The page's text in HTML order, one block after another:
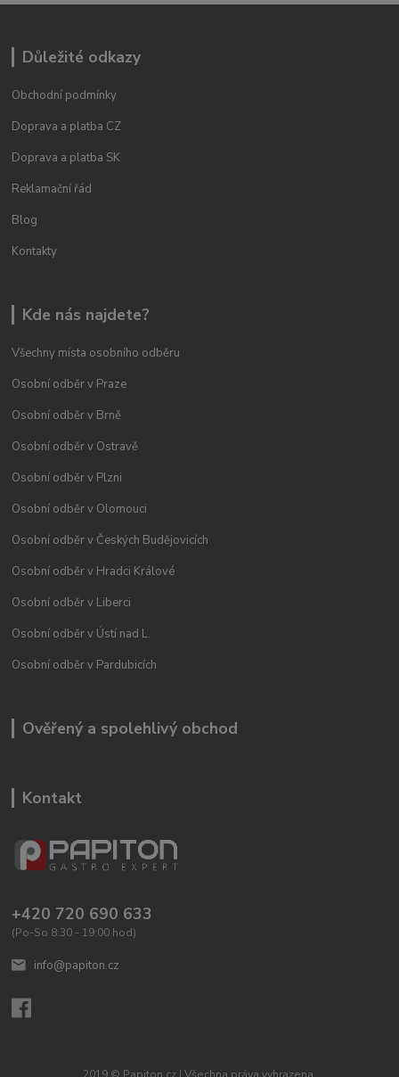
Důležité odkazy
Obchodní podmínky
Doprava a platba CZ
Doprava a platba SK
Reklamační řád
Blog
Kontakty
Kde nás najdete?
Všechny místa osobního odběru
Osobní odběr v Praze
Osobní odběr v Brně
Osobní odběr v Ostravě
Osobní odběr v Plzni
Osobní odběr v Olomouci
Osobní odběr v Českých Budějovicích
Osobní odběr v Hradci Králové
Osobní odběr v Liberci
Osobní odběr v Ústí nad L.
Osobní odběr v Pardubicích
Ověřený a spolehlivý obchod
Kontakt
+420 720 690 633
(Po-So 8:30 - 19:00 hod)
info@papiton.cz